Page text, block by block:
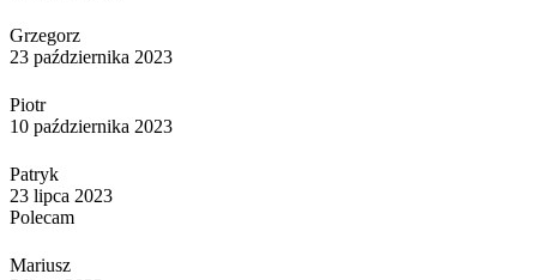
Grzegorz
23 października 2023
Piotr
10 października 2023
Patryk
23 lipca 2023
Polecam
Mariusz